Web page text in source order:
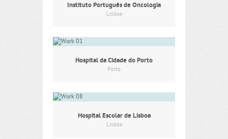
Instituto Português de Oncologia
Lisboa
Hospital da Cidade do Porto
Porto
Hospital Escolar de Lisboa
Lisboa